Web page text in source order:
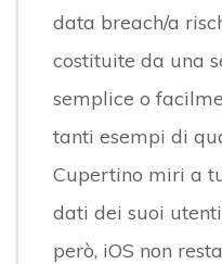
data breach/a
costituite da una
semplice o
tanti esempi di
Cupertino miri a
dati dei suoi
però, iOS non